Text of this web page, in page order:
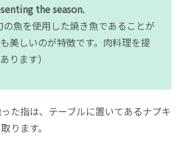
the season.
魚を使用した焼き魚であることが
美しいのが特徴です。肉料理を提
ります）
た指は、テーブルに置いてあるナプキ
ります。